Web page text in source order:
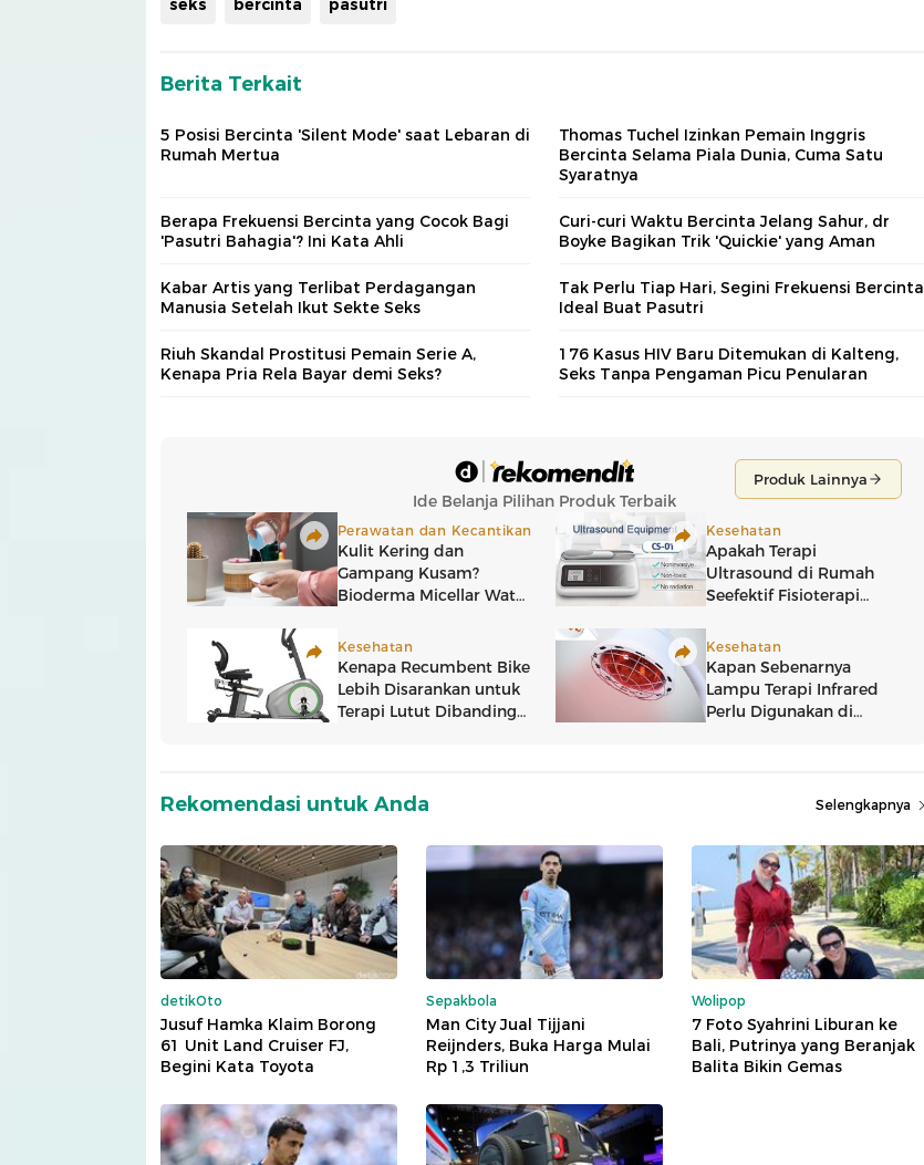
seks bercinta pasutri
Berita Terkait
5 Posisi Bercinta 'Silent Mode' saat Lebaran di
Rumah Mertua
Thomas Tuchel Izinkan Pemain Inggris
Bercinta Selama Piala Dunia, Cuma Satu
Syaratnya
Berapa Frekuensi Bercinta yang Cocok Bagi
'Pasutri Bahagia'? Ini Kata Ahli
Curi-curi Waktu Bercinta Jelang Sahur, dr
Boyke Bagikan Trik 'Quickie' yang Aman
Kabar Artis yang Terlibat Perdagangan
Manusia Setelah Ikut Sekte Seks
Tak Perlu Tiap Hari, Segini Frekuensi Bercinta
Ideal Buat Pasutri
Riuh Skandal Prostitusi Pemain Serie A,
Kenapa Pria Rela Bayar demi Seks?
176 Kasus HIV Baru Ditemukan di Kalteng,
Seks Tanpa Pengaman Picu Penularan
Rekomendasi untuk Anda Selengkapnya
detikOto
Jusuf Hamka Klaim Borong
61 Unit Land Cruiser FJ,
Begini Kata Toyota
Sepakbola
Man City Jual Tijjani
Reijnders, Buka Harga Mulai
Rp 1,3 Triliun
Wolipop
7 Foto Syahrini Liburan ke
Bali, Putrinya yang Beranjak
Balita Bikin Gemas